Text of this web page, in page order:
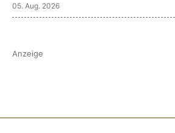
05. Aug. 2026
Anzeige